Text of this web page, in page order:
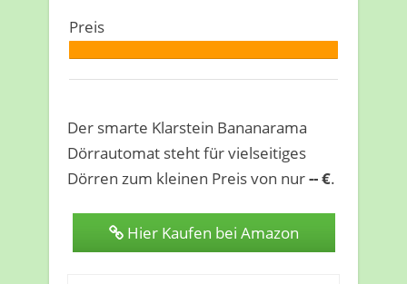
Preis
Der smarte Klarstein Bananarama
Dörrautomat steht für vielseitiges
Dörren zum kleinen Preis von nur-- €.
Hier Kaufen bei Amazon